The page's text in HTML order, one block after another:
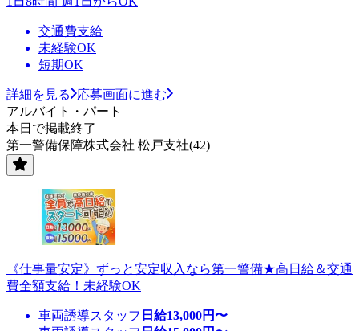
交通費支給
未経験OK
短期OK
詳細を見る
応募画面に進む
アルバイト・パート
本日で掲載終了
第一警備保障株式会社 松戸支社(42)
《仕事量安定》ずっと安定収入なら第一警備★高日給＆交通
費全額支給！未経験OK
車両誘導スタッフ 日給13,000円〜